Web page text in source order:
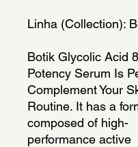
Linha (Collection):
Botik Glycolic Acid
Potency Serum Is
Complement Your
Routine. It has a
composed of high-
performance active